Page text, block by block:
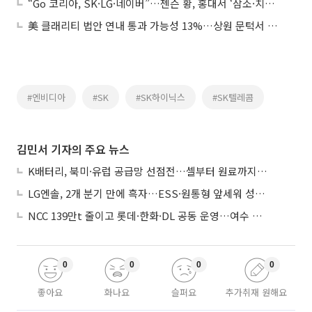
“Go 코리아, SK·LG·네이버”…젠슨 황, 홍대서 ‘삼소·치킨’ 풀코스
美 클래리티 법안 연내 통과 가능성 13%…상원 문턱서 제동
#엔비디아 #SK #SK하이닉스 #SK텔레콤
김민서 기자의 주요 뉴스
K배터리, 북미·유럽 공급망 선점전…셀부터 원료까지 현지화
LG엔솔, 2개 분기 만에 흑자…ESS·원통형 앞세워 성장 가속
NCC 139만t 줄이고 롯데·한화·DL 공동 운영…여수 1호 본궤도
좋아요
0
화나요
0
슬퍼요
0
추가취재 원해요
0